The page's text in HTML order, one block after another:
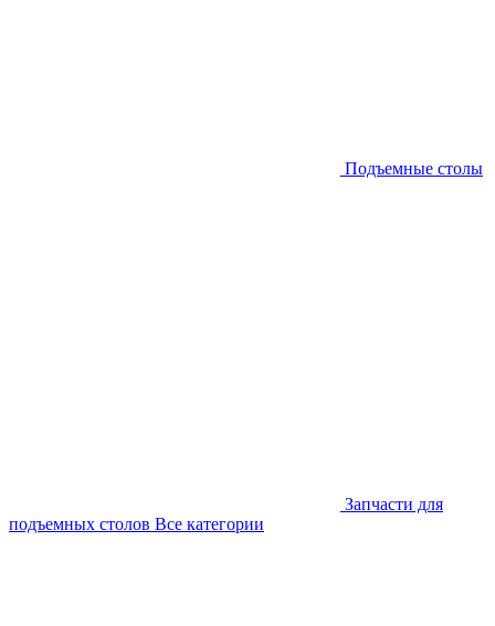
Подъемные столы
Запчасти для
подъемных столов Все категории